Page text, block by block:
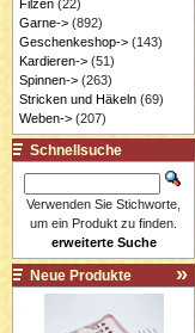
Filzen(22)
Garne->(892)
Geschenkeshop->(143)
Kardieren->(51)
Spinnen->(263)
Stricken und Häkeln(69)
Weben->(207)
Schnellsuche
Verwenden Sie Stichworte,
um ein Produkt zu finden.
erweiterte Suche
Neue Produkte